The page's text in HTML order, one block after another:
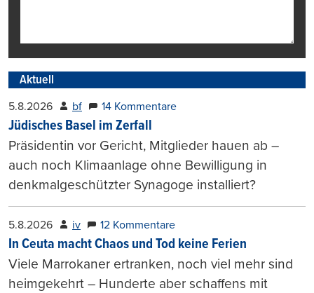
Aktuell
5.8.2026 bf 14 Kommentare
Jüdisches Basel im Zerfall
Präsidentin vor Gericht, Mitglieder hauen ab –
auch noch Klimaanlage ohne Bewilligung in
denkmalgeschützter Synagoge installiert?
5.8.2026 iv 12 Kommentare
In Ceuta macht Chaos und Tod keine Ferien
Viele Marrokaner ertranken, noch viel mehr sind
heimgekehrt – Hunderte aber schaffens mit